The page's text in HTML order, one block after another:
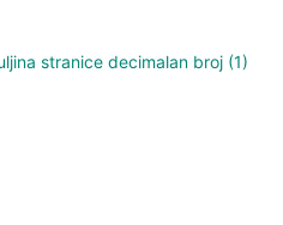
stranice decimalan broj (1)